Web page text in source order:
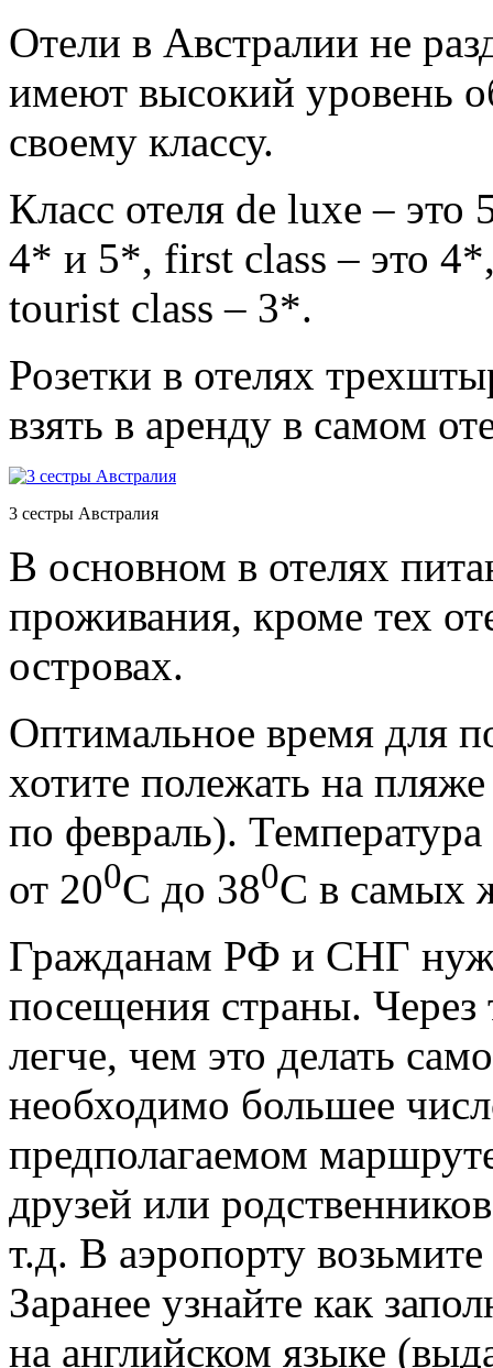
Отели в Австралии не
имеют высокий уровень
своему классу.
Класс отеля de luxe –
4* и 5*, first class – это
tourist class – 3*.
Розетки в отелях
взять в аренду в самом
3 сестры Австралия
В основном в отелях
проживания, кроме тех
островах.
Оптимальное время для
хотите полежать на
по февраль).
от 200С до 380С в самых
Гражданам РФ и СНГ
посещения страны.
легче, чем это делать
необходимо большее
предполагаемом
друзей или
т.д. В аэропорту
Заранее узнайте как
на английском языке